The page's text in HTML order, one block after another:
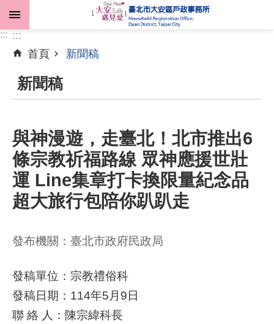
跳到主要內容區塊
進
搜
尋
機
關
介
紹
務
訊
網
路
::: :::
首頁
新聞稿
新聞稿
與神漫遊，走臺北！北市推出6
條宗教祈福路線 眾神應援世壯
運 Line集章打卡換限量紀念品
超大旅行包陪你趴趴走
發布機關：臺北市政府民政局
發稿單位：宗教禮俗科
發稿日期：114年5月9日
聯 絡 人：陳宗緯科長